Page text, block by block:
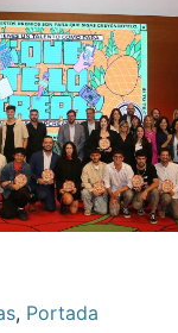
, Portada